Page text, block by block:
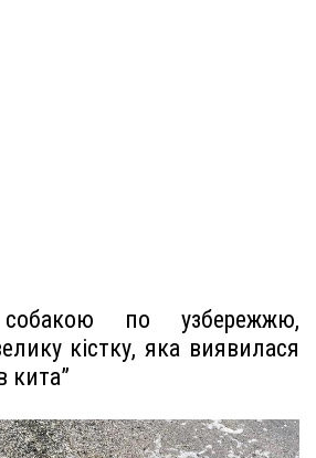
по узбережжю,
кістку, яка виявилася
кита”